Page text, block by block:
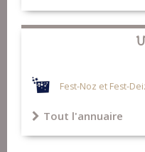
Fest-Noz et Fest-
Tout l'annuaire